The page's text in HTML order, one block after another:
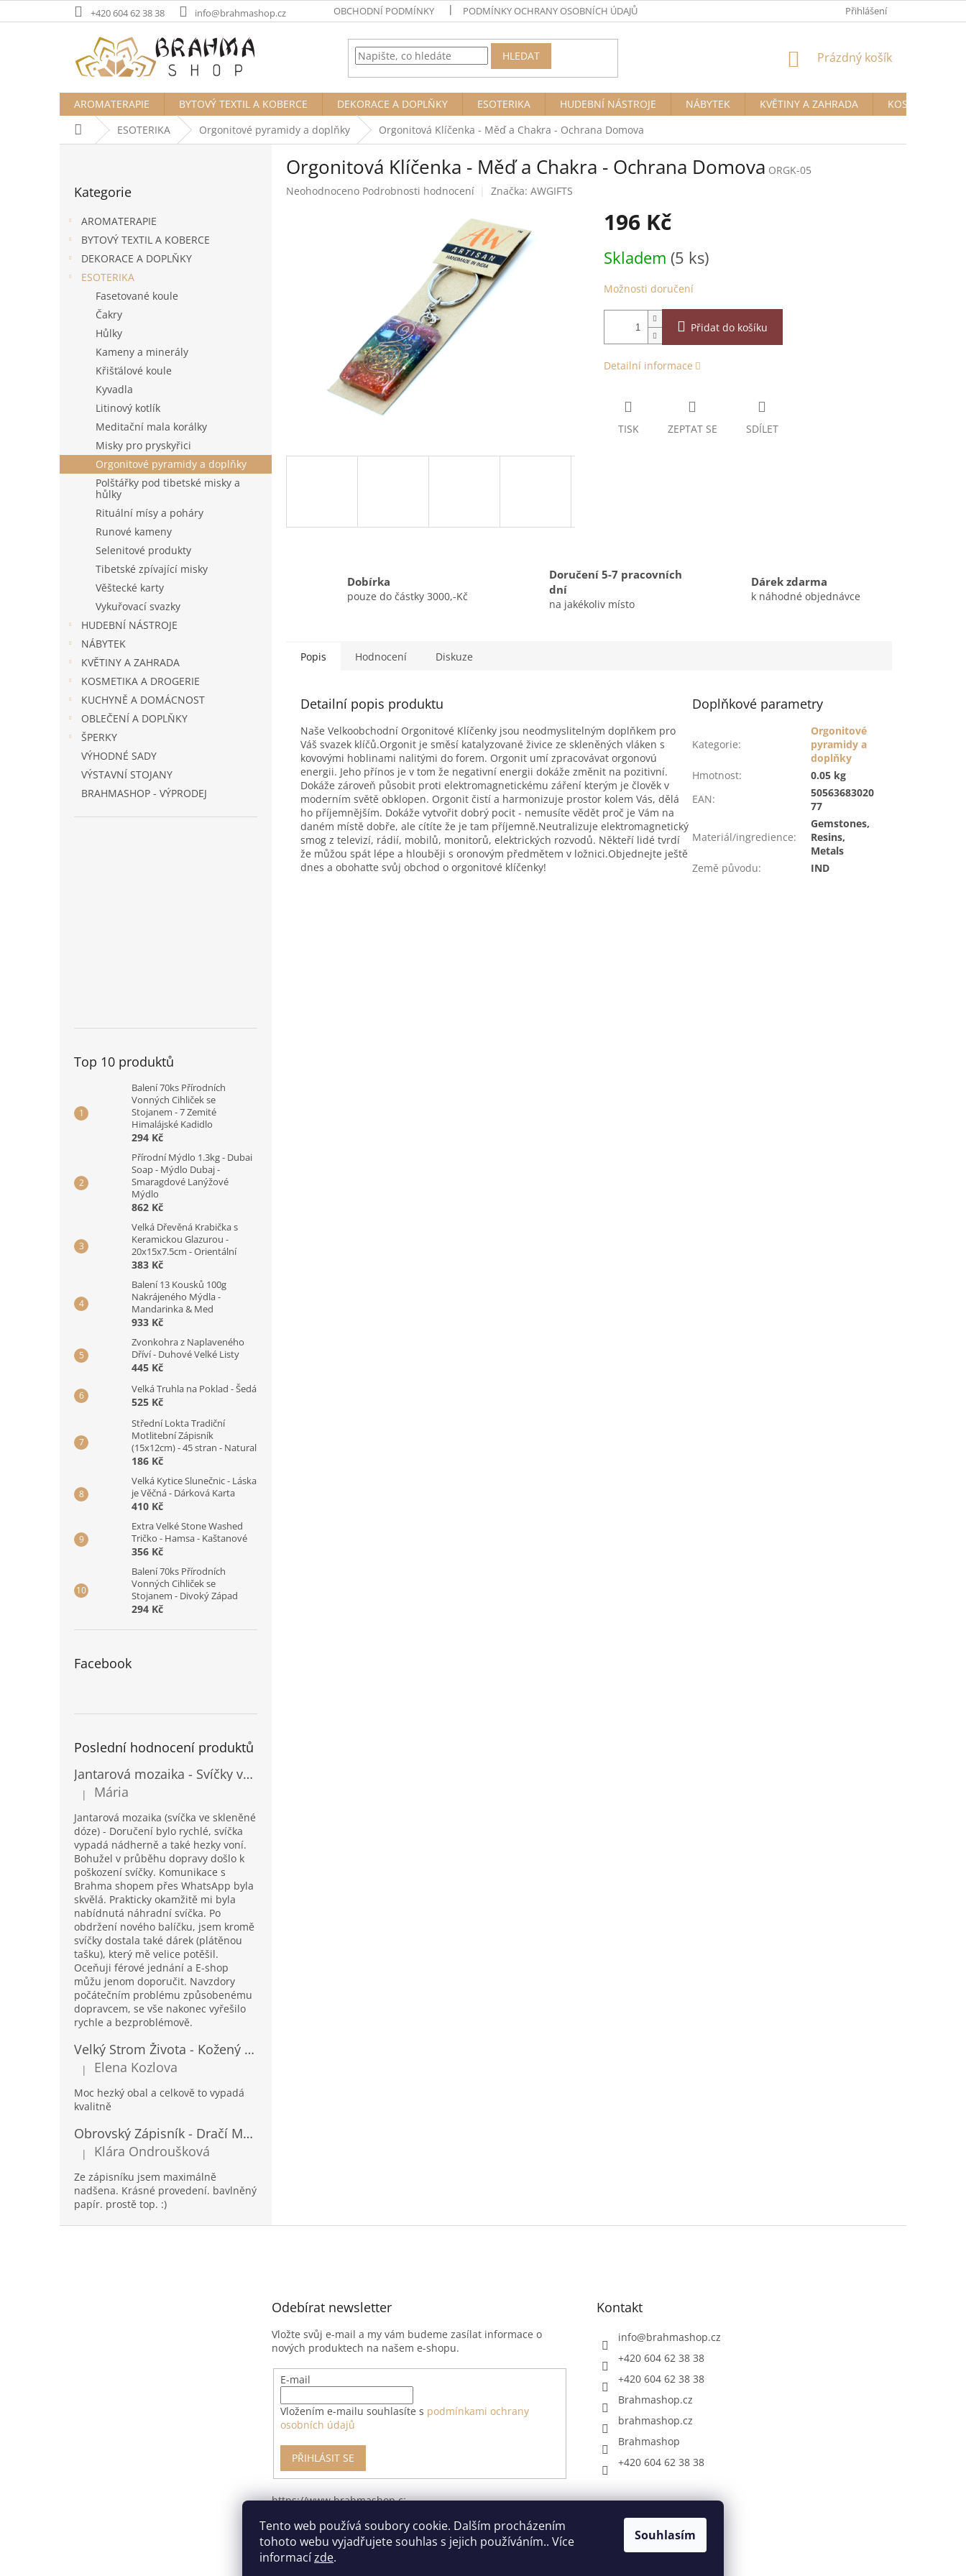
Tento web používá soubory cookie. Dalším procházením
tohoto webu vyjadřujete souhlas s jejich používáním.. Více
informacízde.
Souhlasím
na
+420 604 62 38 38 info@brahmashop.cz OBCHODNÍ PODMÍNKY PODMÍNKY OCHRANY OSOBNÍCH ÚDAJŮ Přihlášení
HLEDAT
NÁKUPNÍ
Prázdný košík
AROMATERAPIE BYTOVÝ TEXTIL A KOBERCE DEKORACE A DOPLŇKY ESOTERIKA HUDEBNÍ NÁSTROJE NÁBYTEK KVĚTINY A ZAHRADA
KOSMETIKA A
Domů ESOTERIKA Orgonitové pyramidy a doplňky Orgonitová Klíčenka - Měď a Chakra - Ochrana Domova
kategorie
Kategorie
AROMATERAPIE
BYTOVÝ TEXTIL A KOBERCE
DEKORACE A DOPLŇKY
ESOTERIKA
Fasetované koule
Čakry
Hůlky
Kameny a minerály
Křišťálové koule
Kyvadla
Litinový kotlík
Meditační mala korálky
Misky pro pryskyřici
Orgonitové pyramidy a doplňky
Polštářky pod tibetské misky a
hůlky
Rituální mísy a poháry
Runové kameny
Selenitové produkty
Tibetské zpívající misky
Věštecké karty
Vykuřovací svazky
HUDEBNÍ NÁSTROJE
NÁBYTEK
KVĚTINY A ZAHRADA
KOSMETIKA A DROGERIE
KUCHYNĚ A DOMÁCNOST
OBLEČENÍ A DOPLŇKY
ŠPERKY
VÝHODNÉ SADY
VÝSTAVNÍ STOJANY
BRAHMASHOP - VÝPRODEJ
Top 10 produktů
Balení 70ks Přírodních
Vonných Cihliček se
Stojanem - 7 Zemité
Himalájské Kadidlo
294 Kč
Přírodní Mýdlo 1.3kg - Dubai
Soap - Mýdlo Dubaj -
Smaragdové Lanýžové
Mýdlo
862 Kč
Velká Dřevěná Krabička s
Keramickou Glazurou -
20x15x7.5cm - Orientální
383 Kč
Balení 13 Kousků 100g
Nakrájeného Mýdla -
Mandarinka & Med
933 Kč
Zvonkohra z Naplaveného
Dříví - Duhové Velké Listy
445 Kč
Velká Truhla na Poklad - Šedá
525 Kč
Střední Lokta Tradiční
Motlitební Zápisník
(15x12cm) - 45 stran - Natural
186 Kč
Velká Kytice Slunečnic - Láska
je Věčná - Dárková Karta
410 Kč
Extra Velké Stone Washed
Tričko - Hamsa - Kaštanové
356 Kč
Balení 70ks Přírodních
Vonných Cihliček se
Stojanem - Divoký Západ
294 Kč
Facebook
Poslední hodnocení produktů
Jantarová mozaika - Svíčky ve skleněných dózách - Vysoké
Hodnocení produktu je 5 z 5 hvězdiček.
| Mária
Jantarová mozaika (svíčka ve skleněné
dóze) - Doručení bylo rychlé, svíčka
vypadá nádherně a také hezky voní.
Bohužel v průběhu dopravy došlo k
poškození svíčky. Komunikace s
Brahma shopem přes WhatsApp byla
skvělá. Prakticky okamžitě mi byla
nabídnutá náhradní svíčka. Po
obdržení nového balíčku, jsem kromě
svíčky dostala také dárek (plátěnou
tašku), který mě velice potěšil.
Oceňuji férové jednání a E-shop
můžu jenom doporučit. Navzdory
počátečním problému způsobenému
dopravcem, se vše nakonec vyřešilo
rychle a bezproblémově.
Velký Strom Života - Kožený Zápisník se Šňůrkou a Kamínkem - 20x16x2cm - 160 Stran
Hodnocení produktu je 5 z 5 hvězdiček.
| Elena Kozlova
Moc hezký obal a celkově to vypadá
kvalitně
Obrovský Zápisník - Dračí Mandala s Chakra Kameny - 100 Stran - 25x34cm
Hodnocení produktu je 5 z 5 hvězdiček.
| Klára Ondroušková
Ze zápisníku jsem maximálně
nadšena. Krásné provedení. bavlněný
papír. prostě top. :)
Orgonitová Klíčenka - Měď a Chakra - Ochrana Domova ORGK-05
Průměrné
Neohodnoceno Podrobnosti hodnocení Značka: AWGIFTS
196 Kč
cena:
Skladem (5 ks)
Možnosti doručení
Přidat do košíku
Detailní informace
TISK ZEPTAT SE SDÍLET
Dobírka
pouze do částky 3000,-Kč
Doručení 5-7 pracovních
dní
na jakékoliv místo
Dárek zdarma
k náhodné objednávce
Popis Hodnocení Diskuze
Detailní popis produktu
Naše Velkoobchodní Orgonitové Klíčenky jsou neodmyslitelným doplňkem pro
Váš svazek klíčů.Orgonit je směsí katalyzované živice ze skleněných vláken s
kovovými hoblinami nalitými do forem. Orgonit umí zpracovávat orgonovú
energii. Jeho přínos je v tom že negativní energii dokáže změnit na pozitivní.
Dokáže zároveň působit proti elektromagnetickému záření kterým je člověk v
moderním světě obklopen. Orgonit čistí a harmonizuje prostor kolem Vás, dělá
ho příjemnějším. Dokáže vytvořit dobrý pocit - nemusíte vědět proč je Vám na
daném místě dobře, ale cítíte že je tam příjemně.Neutralizuje elektromagnetický
smog z televizí, rádií, mobilů, monitorů, elektrických rozvodů. Někteří lidé tvrdí
že můžou spát lépe a hlouběji s oronovým předmětem v ložnici.Objednejte ještě
dnes a obohaťte svůj obchod o orgonitové klíčenky!
Doplňkové parametry
Kategorie:
Orgonitové
pyramidy a
doplňky
Hmotnost:
0.05 kg
EAN:
50563683020
77
Materiál/ingredience:
Gemstones,
Resins,
Metals
Země původu: IND
Odebírat newsletter
Vložte svůj e-mail a my vám budeme zasílat informace o
nových produktech na našem e-shopu.
E-mail
Vložením e-mailu souhlasíte s podmínkami ochrany
osobních údajů
PŘIHLÁSIT SE
Kontakt
info@brahmashop.cz
+420 604 62 38 38
+420 604 62 38 38
Brahmashop.cz
brahmashop.cz
Brahmashop
+420 604 62 38 38
https://www.brahmashop.cz/formular-
smlouvy/